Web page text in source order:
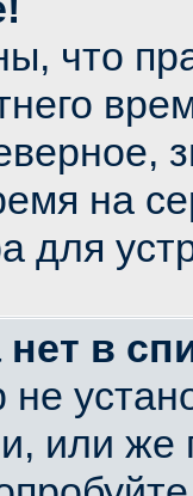
что
на
для
в
или же